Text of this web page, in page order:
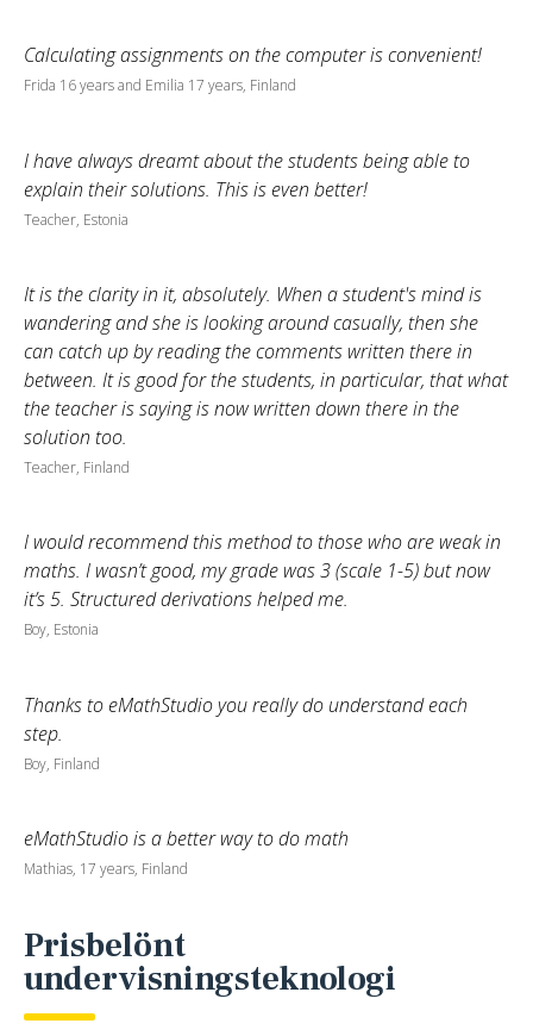
Calculating assignments on the computer is convenient!
Frida 16 years and Emilia 17 years, Finland
I have always dreamt about the students being able to
explain their solutions. This is even better!
Teacher, Estonia
It is the clarity in it, absolutely. When a student's mind is
wandering and she is looking around casually, then she
can catch up by reading the comments written there in
between. It is good for the students, in particular, that what
the teacher is saying is now written down there in the
solution too.
Teacher, Finland
I would recommend this method to those who are weak in
maths. I wasn’t good, my grade was 3 (scale 1-5) but now
it’s 5. Structured derivations helped me.
Boy, Estonia
Thanks to eMathStudio you really do understand each
step.
Boy, Finland
eMathStudio is a better way to do math
Mathias, 17 years, Finland
Prisbelönt
undervisningsteknologi